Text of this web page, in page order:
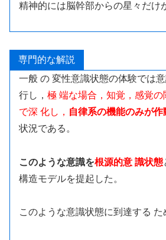
精神的には脳幹部からの星々だけ
専門的な解説
一般 の 変性意識状態の体験では
行し， 極 端な場合，知覚，感覚の
で深 化し， 自律系の機能のみが作
状況である。
このような意識を根源的意 識状態
構造モデルを提起した。
このような意識状態に到達する た